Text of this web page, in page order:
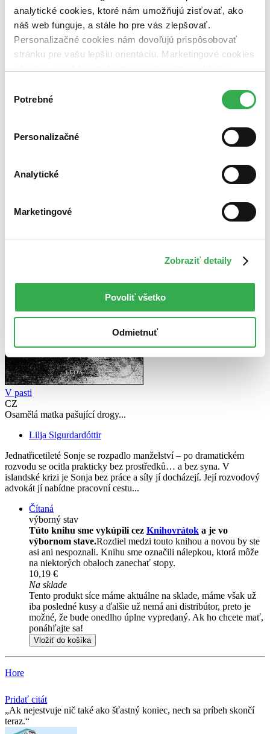
analytické cookies, ktoré nám umožňujú zisťovať, ako
náš web funguje, a stále ho pre vás zlepšovať.
Personalizačné cookies nám dovoľujú prispôsobovať
stránku pre vašu lepšiu orientáciu. Marketingové cookies
nám pomohlo, keby sme mohli používať všetky tieto
súhlasu
Potrebné
Personalizačné
Analytické
Marketingové
Zobraziť detaily
Povoliť všetko
Odmietnuť
Bestsellery
Top hodnotené
Najlacnejšie
V pasti
CZ
Osamělá matka pašující drogy...
Lilja Sigurdardóttir
Jednatřicetileté Sonje se rozpadlo manželství – po dramatickém
rozvodu se ocitla prakticky bez prostředků… a bez syna. V
islandské krizi je Sonja bez práce a síly jí docházejí. Její rozvodový
advokát jí nabídne pracovní cestu...
Čítaná
výborný stav
Túto knihu sme vykúpili cez Knihovrátok a je vo
výbornom stave.Rozdiel medzi touto knihou a novou by ste
asi ani nespoznali. Knihu sme označili nálepkou, ktorá môže
na niektorých obaloch zanechať stopy.
10,19 €
Na sklade
Tento produkt síce máme aktuálne na sklade, máme však už
iba posledné kusy a ďalšie už nemá ani distribútor, preto je
možné, že bude onedlho úplne vypredaný. Ak ho chcete mať,
ponáhľajte sa!
Vložiť do košíka
Hore
Pridať citát
Ak nejestvuje nič také ako šťastný koniec, nech sa príbeh skončí
teraz.